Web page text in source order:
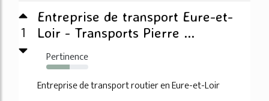
1
Entreprise de transport Eure-et-
Loir - Transports Pierre ...
Pertinence
56%
Entreprise de transport routier en Eure-et-Loir